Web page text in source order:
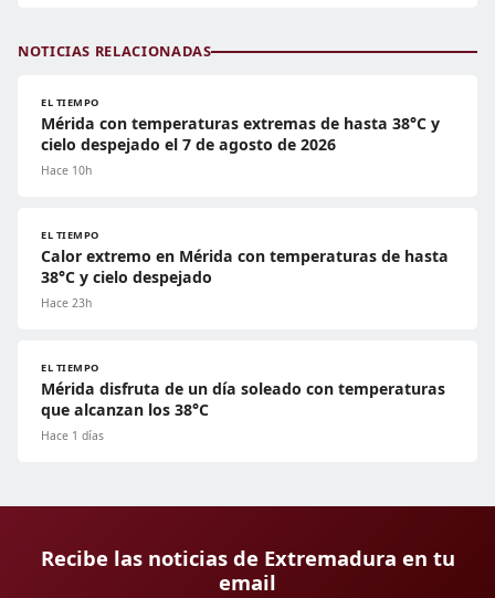
NOTICIAS RELACIONADAS
EL TIEMPO
Mérida con temperaturas extremas de hasta 38°C y
cielo despejado el 7 de agosto de 2026
Hace 10h
EL TIEMPO
Calor extremo en Mérida con temperaturas de hasta
38°C y cielo despejado
Hace 23h
EL TIEMPO
Mérida disfruta de un día soleado con temperaturas
que alcanzan los 38°C
Hace 1 días
Recibe las noticias de Extremadura en tu
email